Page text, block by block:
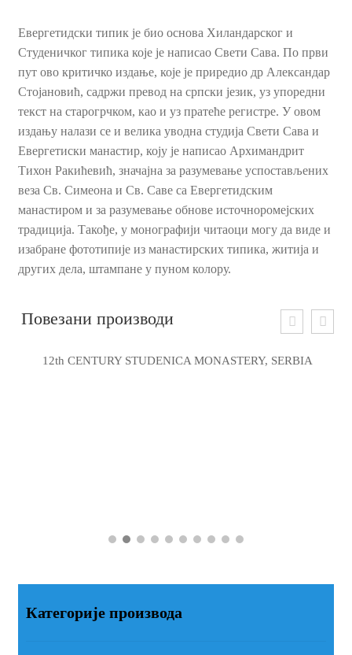
Евергетидски типик је био основа Хиландарског и
Студеничког типика које је написао Свети Сава. По први
пут ово критичко издање, које је приредио др Александар
Стојановић, садржи превод на српски језик, уз упоредни
текст на старогрчком, као и уз пратеће регистре. У овом
издању налази се и велика уводна студија Свети Сава и
Евергетиски манастир, коју је написао Архимандрит
Тихон Ракићевић, значајна за разумевање успостављених
веза Св. Симеона и Св. Саве са Евергетидским
манастиром и за разумевање обнове источноромејских
традиција. Такође, у монографији читаоци могу да виде и
изабране фототипије из манастирских типика, житија и
других дела, штампане у пуном колору.
Повезани производи
12th CENTURY STUDENICA MONASTERY, SERBIA